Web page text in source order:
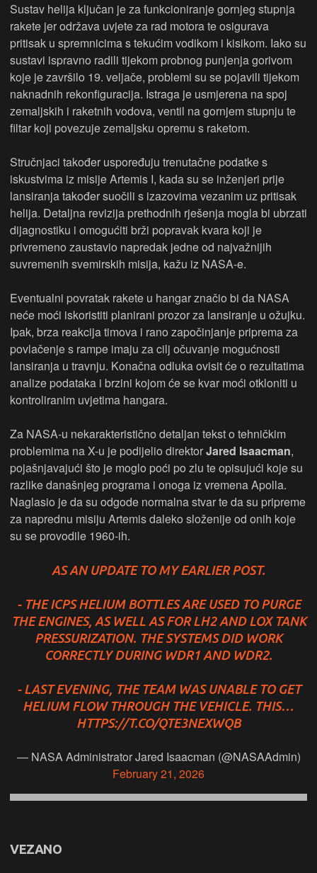
Sustav helija ključan je za funkcioniranje gornjeg stupnja
rakete jer održava uvjete za rad motora te osigurava
pritisak u spremnicima s tekućim vodikom i kisikom. Iako su
sustavi ispravno radili tijekom probnog punjenja gorivom
koje je završilo 19. veljače, problemi su se pojavili tijekom
naknadnih rekonfiguracija. Istraga je usmjerena na spoj
zemaljskih i raketnih vodova, ventil na gornjem stupnju te
filtar koji povezuje zemaljsku opremu s raketom.
Stručnjaci također uspoređuju trenutačne podatke s
iskustvima iz misije Artemis I, kada su se inženjeri prije
lansiranja također suočili s izazovima vezanim uz pritisak
helija. Detaljna revizija prethodnih rješenja mogla bi ubrzati
dijagnostiku i omogućiti brži popravak kvara koji je
privremeno zaustavio napredak jedne od najvažnijih
suvremenih svemirskih misija, kažu iz NASA-e.
Eventualni povratak rakete u hangar značio bi da NASA
neće moći iskoristiti planirani prozor za lansiranje u ožujku.
Ipak, brza reakcija timova i rano započinjanje priprema za
povlačenje s rampe imaju za cilj očuvanje mogućnosti
lansiranja u travnju. Konačna odluka ovisit će o rezultatima
analize podataka i brzini kojom će se kvar moći otkloniti u
kontroliranim uvjetima hangara.
Za NASA-u nekarakteristično detaljan tekst o tehničkim
problemima na X-u je podijelio direktorJared Isaacman,
pojašnjavajući što je moglo poći po zlu te opisujući koje su
razlike današnjeg programa i onoga iz vremena Apolla.
Naglasio je da su odgode normalna stvar te da su pripreme
za naprednu misiju Artemis daleko složenije od onih koje
su se provodile 1960-ih.
AS AN UPDATE TO MY EARLIER POST.
- THE ICPS HELIUM BOTTLES ARE USED TO PURGE
THE ENGINES, AS WELL AS FOR LH2 AND LOX TANK
PRESSURIZATION. THE SYSTEMS DID WORK
CORRECTLY DURING WDR1 AND WDR2.
- LAST EVENING, THE TEAM WAS UNABLE TO GET
HELIUM FLOW THROUGH THE VEHICLE. THIS…
HTTPS://T.CO/QTE3NEXWQB
— NASA Administrator Jared Isaacman (@NASAAdmin)
February 21, 2026
VEZANO